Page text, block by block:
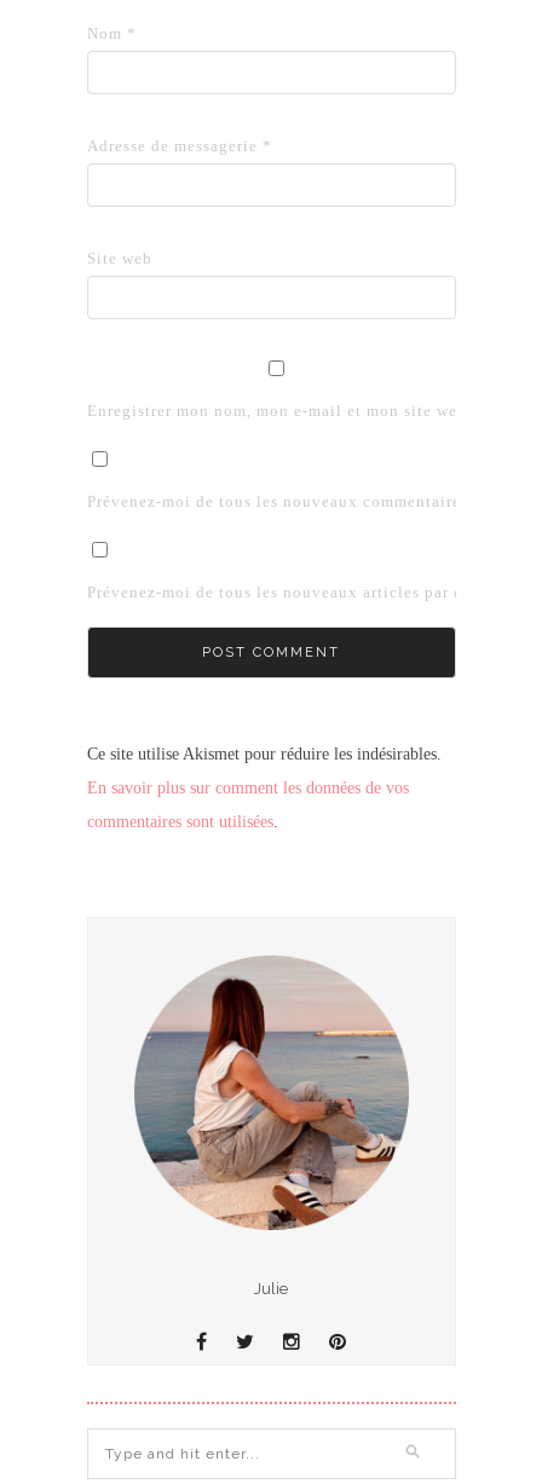
Nom *
Adresse de messagerie *
Site web
Enregistrer mon nom, mon e-mail et mon site web dans le
Prévenez-moi de tous les nouveaux commentaires par e-
Prévenez-moi de tous les nouveaux articles par e-mail.
Ce site utilise Akismet pour réduire les indésirables.
En savoir plus sur comment les données de vos
commentaires sont utilisées.
Julie